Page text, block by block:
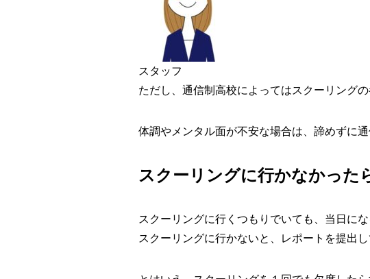
スタッフ
ただし、通信制高校によってはスクーリング
体調やメンタル面が不安な場合は、諦めずに
スクーリングに行かなかった
スクーリングに行くつもりでいても、当日に
スクーリングに行かないと、レポートを提出